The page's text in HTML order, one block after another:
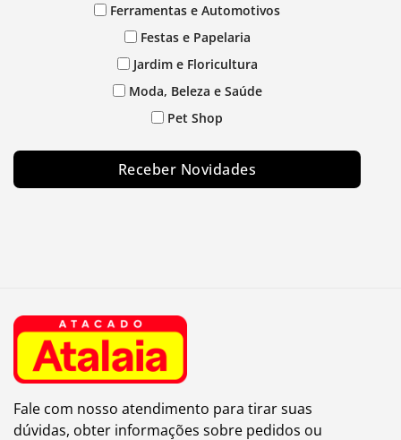
Ferramentas e Automotivos
Festas e Papelaria
Jardim e Floricultura
Moda, Beleza e Saúde
Pet Shop
Receber Novidades
Fale com nosso atendimento para tirar suas
dúvidas, obter informações sobre pedidos ou